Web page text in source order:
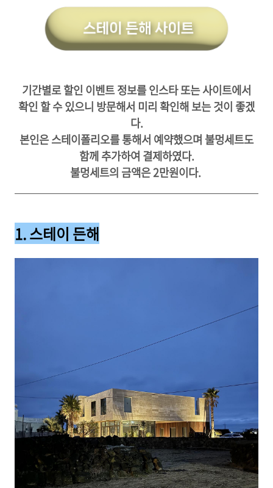
기간별로 할인 이벤트 정보를 인스타 또는 사이트에서
확인 할 수 있으니 방문해서 미리 확인해 보는 것이 좋겠
다.
본인은 스테이폴리오를 통해서 예약했으며 불멍세트도
함께 추가하여 결제하였다.
불멍세트의 금액은 2만원이다.
1. 스테이 든해